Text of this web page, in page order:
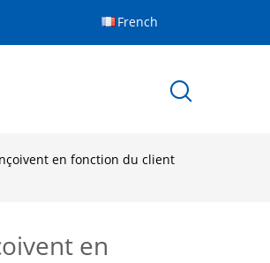
French
en fonction du client
en